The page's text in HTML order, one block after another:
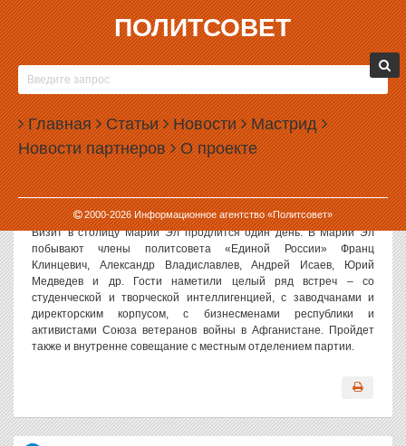
ПОЛИТСОВЕТ
Главная Статьи Новости Мастрид
Новости партнеров О проекте
2000-2026Информационное агентство «Политсовет»
18.10.2002, 09:38
«ЕДИНОРОССЫ» УЖЕ В МАРИЙ ЭЛ
19 октября в Марий Эл побывают члены политсовета партии
«Единая Россия». Делегация «единороссов» совершает сейчас
на теплоходе тур по Волге, но не отдыха ради, а знакомства с
регионами Приволжского федерального округа для. Между
Чебоксарами и Нижним Новгородом в графике остановок
значится Йошкар–Ола.
Визит в столицу Марий Эл продлится один день. В Марий Эл
побывают члены политсовета «Единой России» Франц
Клинцевич, Александр Владиславлев, Андрей Исаев, Юрий
Медведев и др. Гости наметили целый ряд встреч – со
студенческой и творческой интеллигенцией, с заводчанами и
директорским корпусом, с бизнесменами республики и
активистами Союза ветеранов войны в Афганистане. Пройдет
также и внутренне совещание с местным отделением партии.